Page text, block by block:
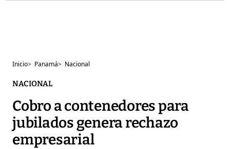
Inicio> Panamá> Nacional
NACIONAL
Cobro a contenedores para
jubilados genera rechazo
empresarial